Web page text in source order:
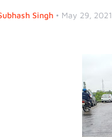
Singh • May 29, 2021